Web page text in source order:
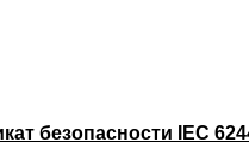
безопасности IEC